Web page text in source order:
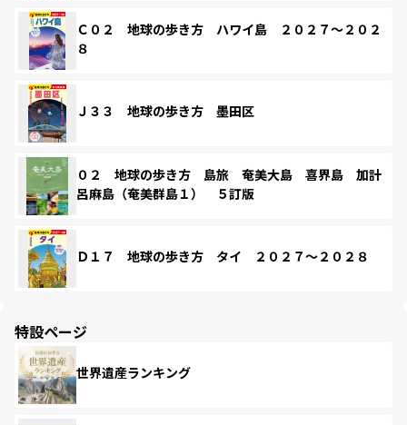
Ｃ０２ 地球の歩き方 ハワイ島 ２０２７～２０２
８
Ｊ３３ 地球の歩き方 墨田区
０２ 地球の歩き方 島旅 奄美大島 喜界島 加計
呂麻島（奄美群島１） ５訂版
Ｄ１７ 地球の歩き方 タイ ２０２７～２０２８
特設ページ
世界遺産ランキング